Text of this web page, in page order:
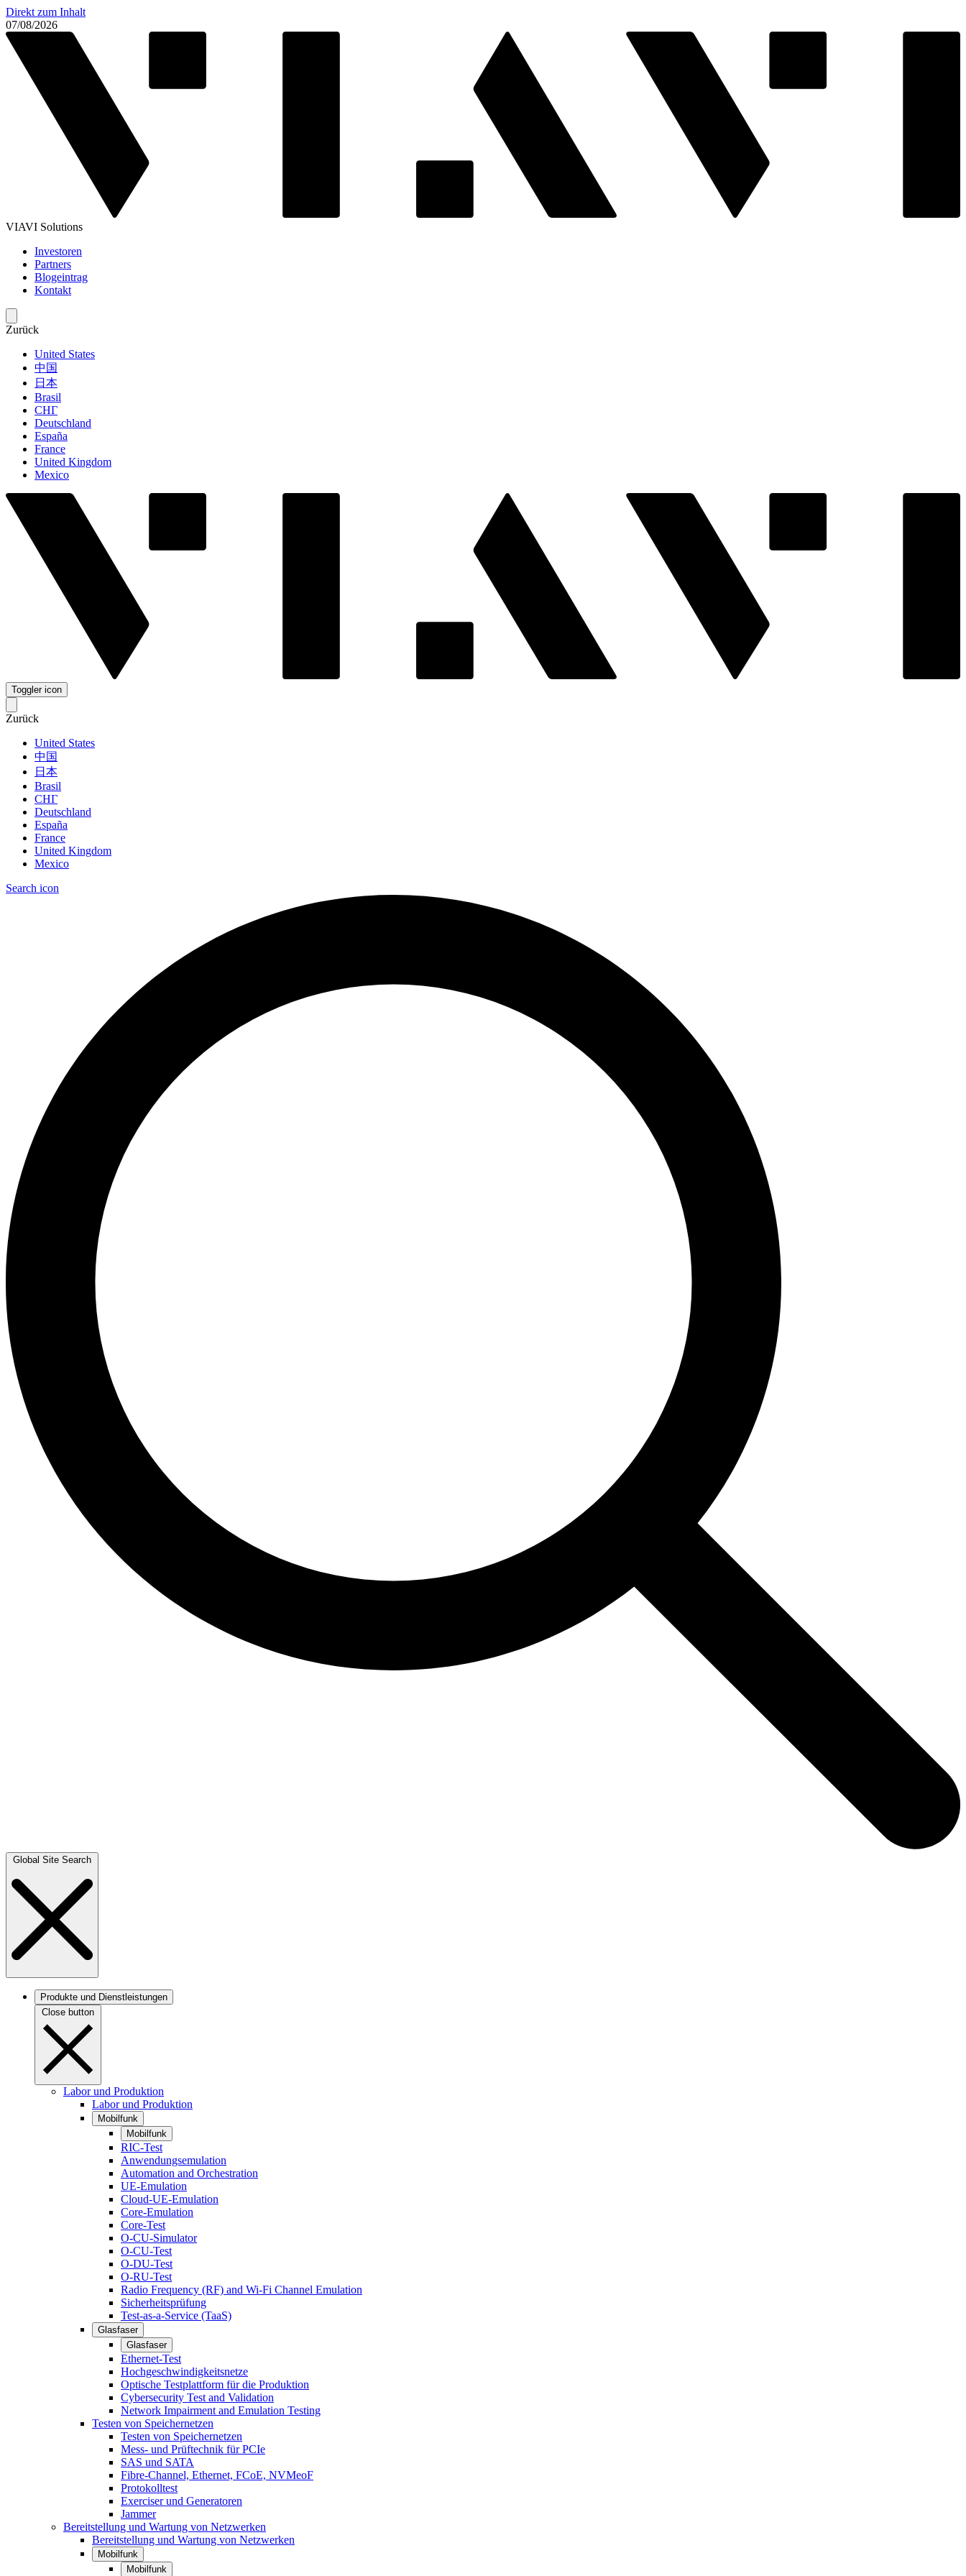
Direkt zum Inhalt
07/08/2026
VIAVI Solutions
Investoren
Partners
Blogeintrag
Kontakt
Zurück
United States
中国
日本
Brasil
СНГ
Deutschland
España
France
United Kingdom
Mexico
Toggler icon
Zurück
United States
中国
日本
Brasil
СНГ
Deutschland
España
France
United Kingdom
Mexico
Search icon
Global Site Search
Produkte und Dienstleistungen
Close button
Labor und Produktion
Labor und Produktion
Mobilfunk
Mobilfunk
RIC-Test
Anwendungsemulation
Automation and Orchestration
UE-Emulation
Cloud-UE-Emulation
Core-Emulation
Core-Test
O-CU-Simulator
O-CU-Test
O-DU-Test
O-RU-Test
Radio Frequency (RF) and Wi-Fi Channel Emulation
Sicherheitsprüfung
Test-as-a-Service (TaaS)
Glasfaser
Glasfaser
Ethernet-Test
Hochgeschwindigkeitsnetze
Optische Testplattform für die Produktion
Cybersecurity Test and Validation
Network Impairment and Emulation Testing
Testen von Speichernetzen
Testen von Speichernetzen
Mess- und Prüftechnik für PCIe
SAS und SATA
Fibre-Channel, Ethernet, FCoE, NVMeoF
Protokolltest
Exerciser und Generatoren
Jammer
Bereitstellung und Wartung von Netzwerken
Bereitstellung und Wartung von Netzwerken
Mobilfunk
Mobilfunk